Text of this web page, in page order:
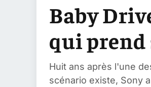
Baby
qui prend
Huit ans après l'une
scénario existe, Sony